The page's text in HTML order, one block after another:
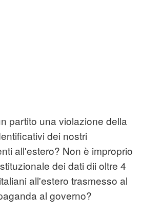
partito una violazione della
dei nostri
all'estero? Non è improprio
dei dati dii oltre 4
all'estero trasmesso al
al governo?